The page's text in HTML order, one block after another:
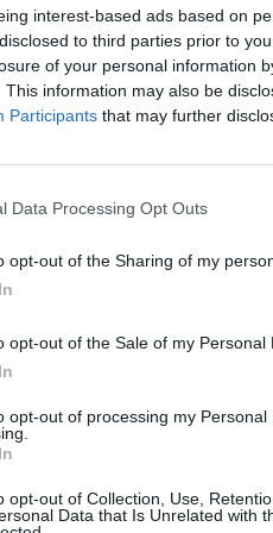
interest-based ads based on
to third parties prior to
of your personal information
This information may also be
Participants that may further
Data Processing Opt Outs
opt-out of the Sharing of my
opt-out of the Sale of my Personal
opt-out of processing my Personal
opt-out of Collection, Use,
Data that Is Unrelated with
da Matteo Berrettini
ricevuto aggiornamenti
team medico, sono
in campo ad alto livello.
alle sollecitazioni